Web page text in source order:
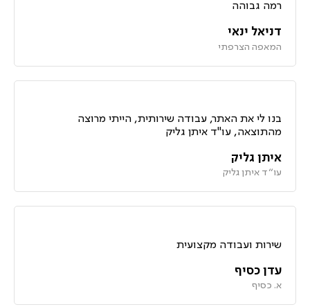
רמה גבוהה
דניאל ינאי
המאפה הצרפתי
בנו לי את האתר, עבודה שירותית, הייתי מרוצה
מהתוצאה, עו"ד איתן גליק
איתן גליק
עו״ד איתן גליק
שירות ועבודה מקצועית
עדן כסיף
א. כסיף